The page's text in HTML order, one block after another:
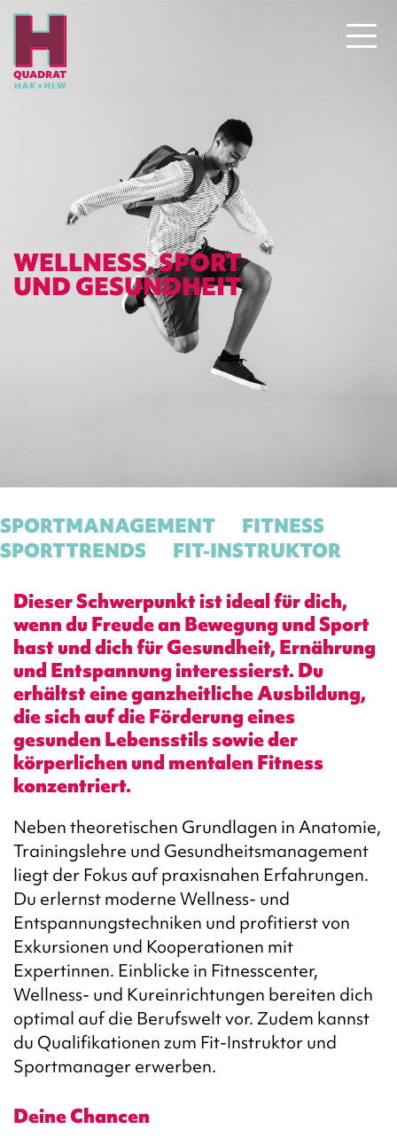
WELLNESS, SPORT
UND GESUNDHEIT
SPORTMANAGEMENT
FITNESS
SPORTTRENDS
FIT-INSTRUKTOR
Dieser Schwerpunkt ist ideal für dich,
wenn du Freude an Bewegung und Sport
hast und dich für Gesundheit, Ernährung
und Entspannung interessierst. Du
erhältst eine ganzheitliche Ausbildung,
die sich auf die Förderung eines
gesunden Lebensstils sowie der
körperlichen und mentalen Fitness
konzentriert.
Neben theoretischen Grundlagen in Anatomie,
Trainingslehre und Gesundheitsmanagement
liegt der Fokus auf praxisnahen Erfahrungen.
Du erlernst moderne Wellness- und
Entspannungstechniken und profitierst von
Exkursionen und Kooperationen mit
Expertinnen. Einblicke in Fitnesscenter,
Wellness- und Kureinrichtungen bereiten dich
optimal auf die Berufswelt vor. Zudem kannst
du Qualifikationen zum Fit-Instruktor und
Sportmanager erwerben.
Deine Chancen